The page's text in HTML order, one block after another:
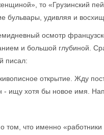
то «Грузинский
бульвары, удивляя и
осмотр
и большой глубиной.
писал:
открытие. Жду
- ищу хотя бы новое имя.
том, что именно